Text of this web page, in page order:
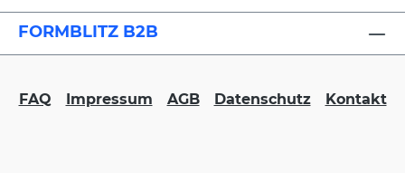
FORMBLITZ B2B
FAQ Impressum AGB Datenschutz Kontakt